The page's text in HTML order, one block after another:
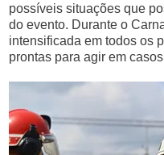
possíveis situações que
do evento. Durante o
intensificada em todos os
prontas para agir em